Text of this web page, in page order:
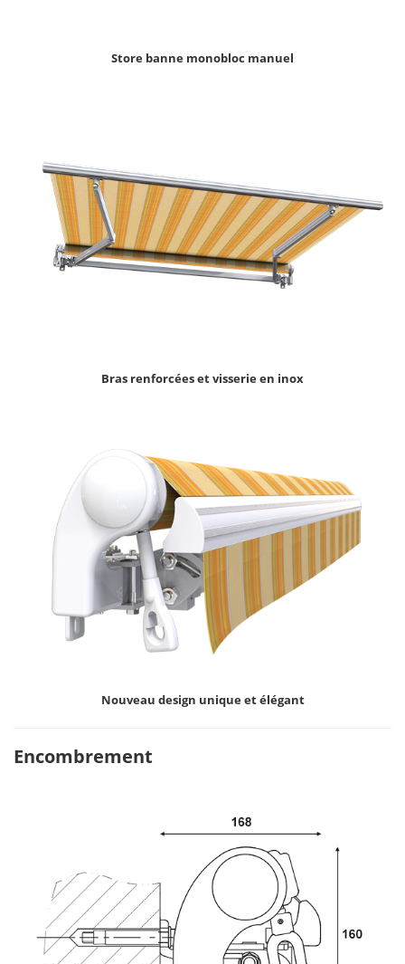
Store banne monobloc manuel
Bras renforcées et visserie en inox
Nouveau design unique et élégant
Encombrement